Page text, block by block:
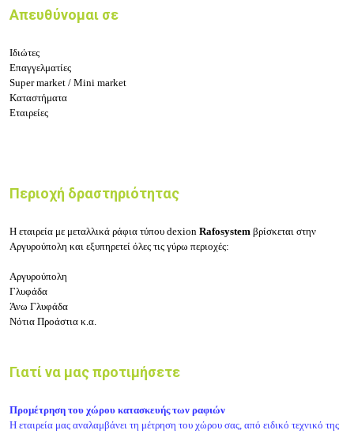
Απευθύνομαι σε
Ιδιώτες
Επαγγελματίες
Super market / Mini market
Καταστήματα
Εταιρείες
Περιοχή δραστηριότητας
Η εταιρεία με μεταλλικά ράφια τύπου dexion Rafosystem βρίσκεται στην
Αργυρούπολη και εξυπηρετεί όλες τις γύρω περιοχές:
Αργυρούπολη
Γλυφάδα
Άνω Γλυφάδα
Νότια Προάστια κ.α.
Γιατί να μας προτιμήσετε
Προμέτρηση του χώρου κατασκευής των ραφιών
Η εταιρεία μας αναλαμβάνει τη μέτρηση του χώρου σας, από ειδικό τεχνικό της